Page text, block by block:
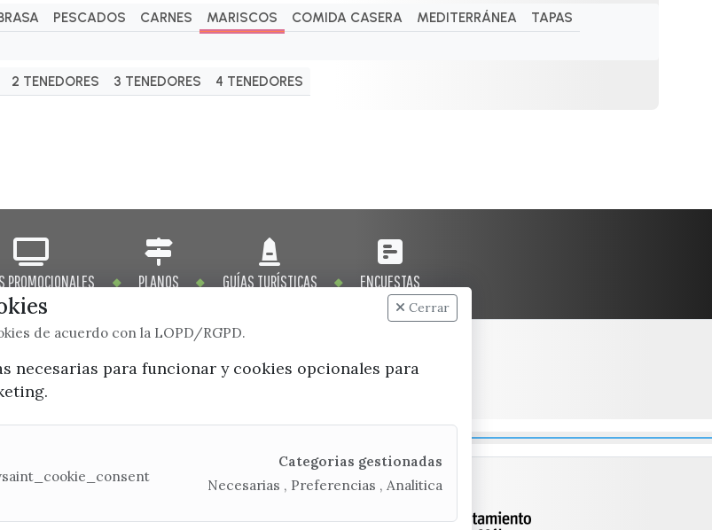
PESCADOS CARNES MARISCOS COMIDA CASERA MEDITERRÁNEA
TAPAS
2 TENEDORES 3 TENEDORES 4 TENEDORES
PROMOCIONALES PLANOS GUÍAS TURÍSTICAS ENCUESTAS
x / twitter
de acuerdo con la LOPD/RGPD.
Cerrar
necesarias para funcionar y cookies opcionales para
Categorias gestionadas
Necesarias , Preferencias , Analitica